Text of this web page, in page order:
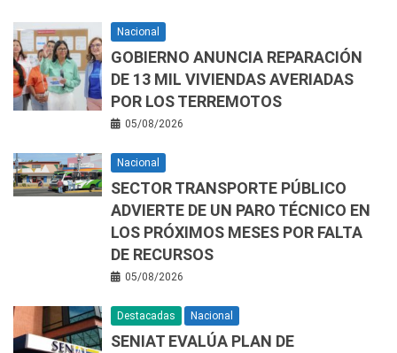
Nacional
GOBIERNO ANUNCIA REPARACIÓN
DE 13 MIL VIVIENDAS AVERIADAS
POR LOS TERREMOTOS
05/08/2026
Nacional
SECTOR TRANSPORTE PÚBLICO
ADVIERTE DE UN PARO TÉCNICO EN
LOS PRÓXIMOS MESES POR FALTA
DE RECURSOS
05/08/2026
Destacadas Nacional
SENIAT EVALÚA PLAN DE